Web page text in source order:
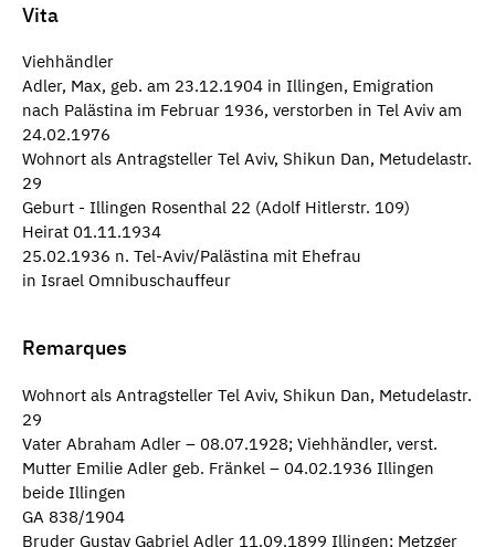
Vita
Viehhändler
Adler, Max, geb. am 23.12.1904 in Illingen, Emigration
nach Palästina im Februar 1936, verstorben in Tel Aviv am
24.02.1976
Wohnort als Antragsteller Tel Aviv, Shikun Dan, Metudelastr.
29
Geburt - Illingen Rosenthal 22 (Adolf Hitlerstr. 109)
Heirat 01.11.1934
25.02.1936 n. Tel-Aviv/Palästina mit Ehefrau
in Israel Omnibuschauffeur
Remarques
Wohnort als Antragsteller Tel Aviv, Shikun Dan, Metudelastr.
29
Vater Abraham Adler – 08.07.1928; Viehhändler, verst.
Mutter Emilie Adler geb. Fränkel – 04.02.1936 Illingen
beide Illingen
GA 838/1904
Bruder Gustav Gabriel Adler 11.09.1899 Illingen; Metzger